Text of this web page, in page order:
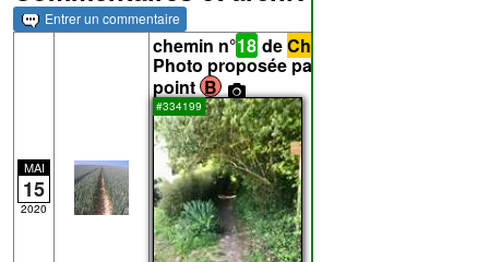
Entrer un commentaire
MAI
15
2020
chemin n°18 deChaumont-Gistoux
Photo proposée par Knockaert pour le
point B
#334199